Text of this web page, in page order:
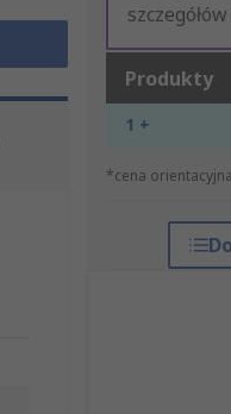
Produkty
1 +
*cena orientacyjna